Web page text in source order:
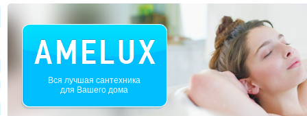
Вся лучшая сантехника
для Вашего дома